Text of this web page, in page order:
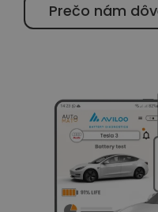
Prečo nám